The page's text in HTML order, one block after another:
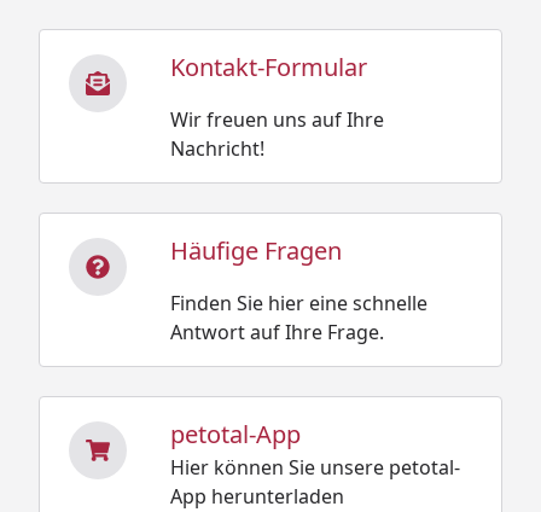
Kontakt-Formular
Wir freuen uns auf Ihre
Nachricht!
Häufige Fragen
Finden Sie hier eine schnelle
Antwort auf Ihre Frage.
petotal-App
Hier können Sie unsere petotal-
App herunterladen